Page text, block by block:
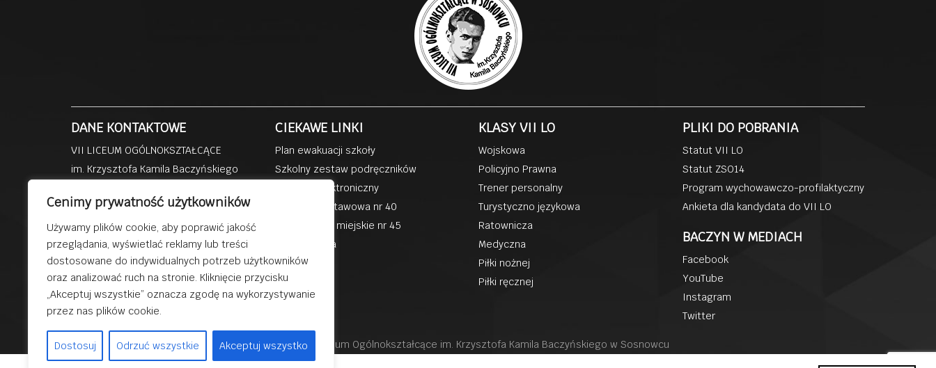
Cenimy prywatność użytkowników
Używamy plików cookie, aby poprawić jakość
przeglądania, wyświetlać reklamy lub treści
dostosowane do indywidualnych potrzeb użytkowników
oraz analizować ruch na stronie. Kliknięcie przycisku
„Akceptuj wszystkie” oznacza zgodę na wykorzystywanie
przez nas plików cookie.
Dostosuj Odrzuć wszystkie Akceptuj wszystko
DANE KONTAKTOWE
VII LICEUM OGÓLNOKSZTAŁCĄCE
im. Krzysztofa Kamila Baczyńskiego
41-219 Sosnowiec
tel: (32) 293 81 39
fax: (32) 293 85 58
lo7@sosnowiec.edu.pl
CIEKAWE LINKI
Plan ewakuacji szkoły
Szkolny zestaw podręczników
Dziennik elektroniczny
Szkoła podstawowa nr 40
Przedszkole miejskie nr 45
Dobra szkoła
Dydaktyka
KLASY VII LO
Wojskowa
Policyjno Prawna
Trener personalny
Turystyczno językowa
Ratownicza
Medyczna
Piłki nożnej
Piłki ręcznej
PLIKI DO POBRANIA
Statut VII LO
Statut ZSO14
Program wychowawczo-profilaktyczny
Ankieta dla kandydata do VII LO
BACZYN W MEDIACH
Facebook
YouTube
Instagram
Twitter
© 2019 VII liceum Ogólnokształcące im. Krzysztofa Kamila Baczyńskiego w Sosnowcu